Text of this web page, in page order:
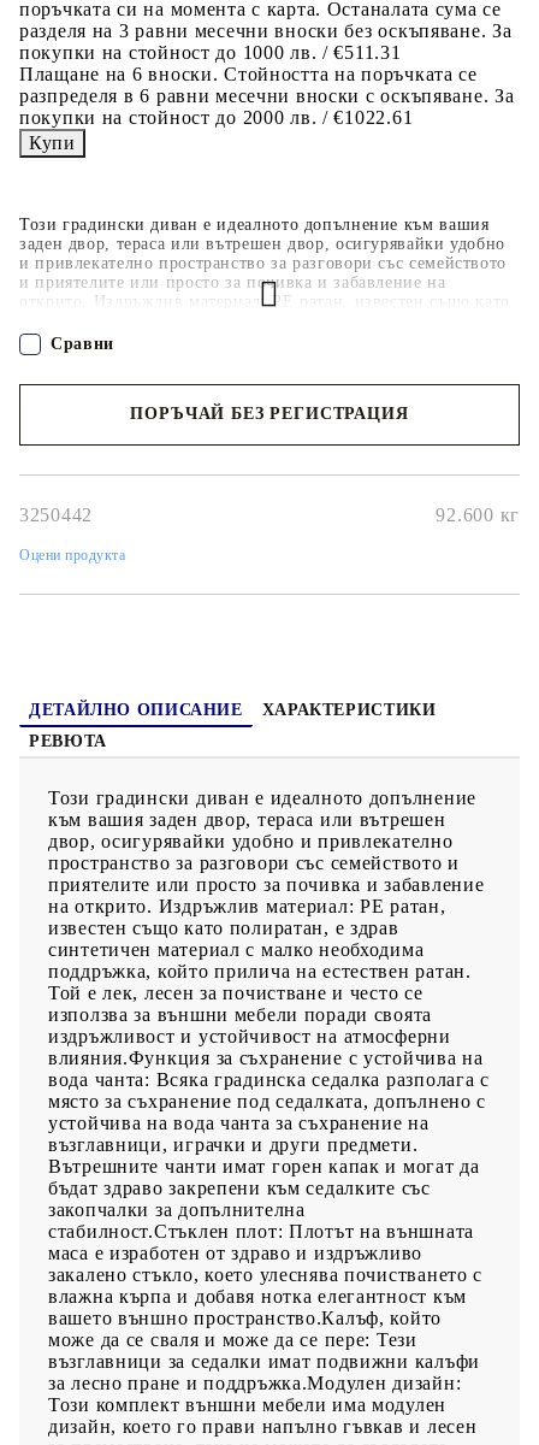
Този градински диван е идеалното допълнение към вашия
заден двор, тераса или вътрешен двор, осигурявайки удобно
и привлекателно пространство за разговори със семейството
и приятелите или просто за почивка и забавление на
открито. Издръжлив материал: PE ратан, известен също като
поддръжка, който прилича на естествен ратан. Той е лек,
лесен за почистване и често се използва за външни мебели
Всяка градинска седалка разполага с място за съхранение под
Вътрешните чанти имат горен капак и могат да бъдат здраво
стабилност.Стъклен плот: Плотът на външната маса е
улеснява почистването с влажна кърпа и добавя нотка
може да се сваля и може да се пере: Тези възглавници за
сигурни, че вашите външни мебели ще останат красиви, ви
препоръчваме да ги защитите с водоустойчиво покривало.
поръчката си на момента с карта. Останалата сума се
разделя на 3 равни месечни вноски без оскъпяване. За
покупки на стойност до 1000 лв. / €511.31
Плащане на 6 вноски. Стойността на поръчката се
разпределя в 6 равни месечни вноски с оскъпяване. За
покупки на стойност до 2000 лв. / €1022.61
ПОРЪЧАЙ БЕЗ РЕГИСТРАЦИЯ
3250442 92.600 кг
Оцени продукта
Сравни
ДЕТАЙЛНО ОПИСАНИЕ
ХАРАКТЕРИСТИКИ
РЕВЮТА
Този градински диван е идеалното допълнение
към вашия заден двор, тераса или вътрешен
двор, осигурявайки удобно и привлекателно
пространство за разговори със семейството и
приятелите или просто за почивка и забавление
на открито. Издръжлив материал: PE ратан,
известен също като полиратан, е здрав
синтетичен материал с малко необходима
поддръжка, който прилича на естествен ратан.
Той е лек, лесен за почистване и често се
използва за външни мебели поради своята
издръжливост и устойчивост на атмосферни
влияния.Функция за съхранение с устойчива на
вода чанта: Всяка градинска седалка разполага с
място за съхранение под седалката, допълнено с
устойчива на вода чанта за съхранение на
възглавници, играчки и други предмети.
Вътрешните чанти имат горен капак и могат да
бъдат здраво закрепени към седалките със
закопчалки за допълнителна
стабилност.Стъклен плот: Плотът на външната
маса е изработен от здраво и издръжливо
закалено стъкло, което улеснява почистването с
влажна кърпа и добавя нотка елегантност към
вашето външно пространство.Калъф, който
може да се сваля и може да се пере: Тези
възглавници за седалки имат подвижни калъфи
за лесно пране и поддръжка.Модулен дизайн:
Този комплект външни мебели има модулен
дизайн, което го прави напълно гъвкав и лесен